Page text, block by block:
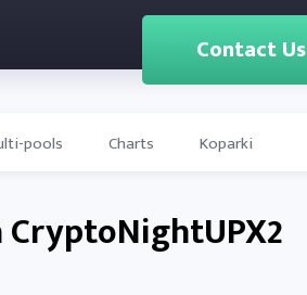
Contact Us
pools Charts Koparki